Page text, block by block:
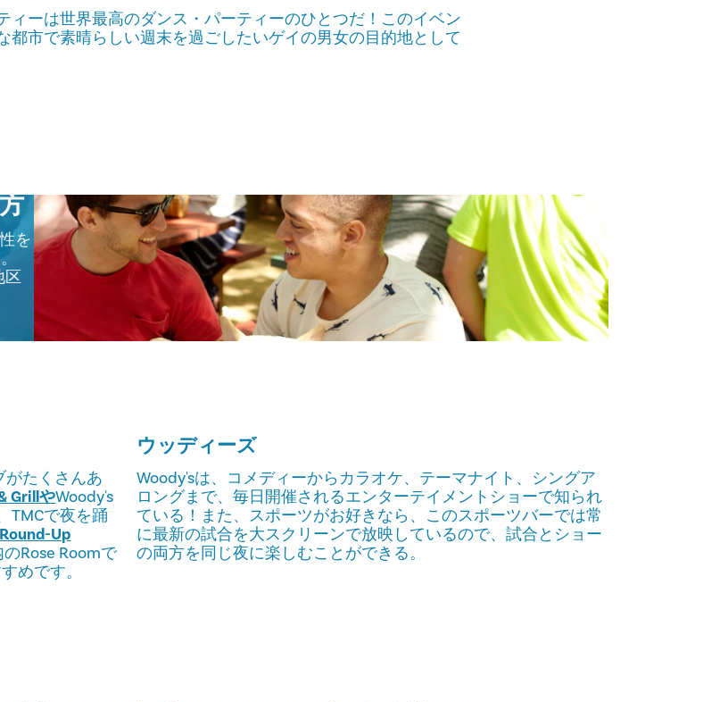
ィーは世界最高のダンス・パーティーのひとつだ！このイベン
都市で素晴らしい週末を過ごしたいゲイの男女の目的地として
を
区
がたくさんあ
GrillやWoody's
TMCで夜を踊
Up
Rose Roomで
めです。
ウッディーズ
Woody'sは、コメディーからカラオケ、テーマナイト、シングア
ロングまで、毎日開催されるエンターテイメントショーで知られ
ている！また、スポーツがお好きなら、このスポーツバーでは常
に最新の試合を大スクリーンで放映しているので、試合とショー
の両方を同じ夜に楽しむことができる。